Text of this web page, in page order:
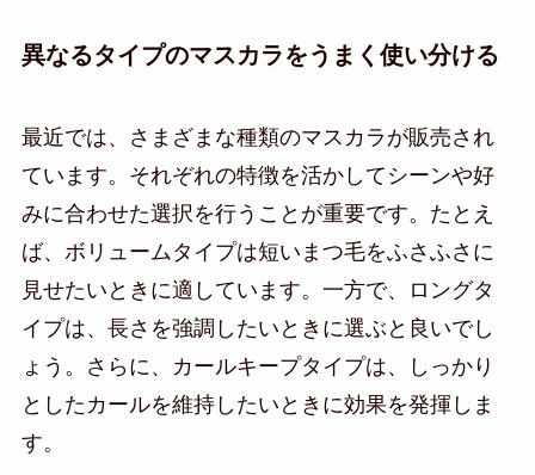
異なるタイプのマスカラをうまく使い分ける
最近では、さまざまな種類のマスカラが販売され
ています。それぞれの特徴を活かしてシーンや好
みに合わせた選択を行うことが重要です。たとえ
ば、ボリュームタイプは短いまつ毛をふさふさに
見せたいときに適しています。一方で、ロングタ
イプは、長さを強調したいときに選ぶと良いでし
ょう。さらに、カールキープタイプは、しっかり
としたカールを維持したいときに効果を発揮しま
す。